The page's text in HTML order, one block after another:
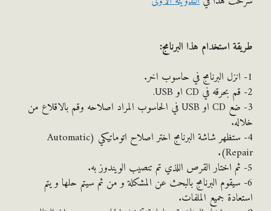
استخدام هذا البرنامج:
3- ضع CD او USB في الحاسوب المراد اصلاحه وقم بالاقلاع من
4- ستظهر شاشة البرنامج اختر اصلاح اتوماتيكي (Automatic
البرنامج بالبحث عن المشكلة و من ثم سيتم حلها و يتم
جميع الملفات.